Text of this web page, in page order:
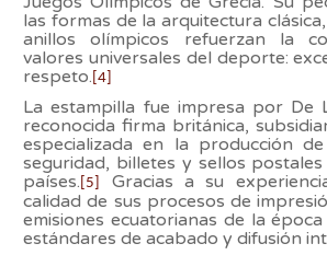
las formas de la arquitectura
anillos olímpicos refuerzan la
valores universales del deporte:
respeto. [4]
La estampilla fue impresa por De
reconocida firma británica,
especializada en la producción
seguridad, billetes y sellos
países. [5]
Gracias a su
calidad de sus procesos de
emisiones ecuatorianas de la
estándares de acabado y difusión